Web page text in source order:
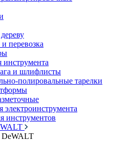
перевозка
инструмента
и шлифлисты
полировальные тарелки
электроинструмента
инструментов